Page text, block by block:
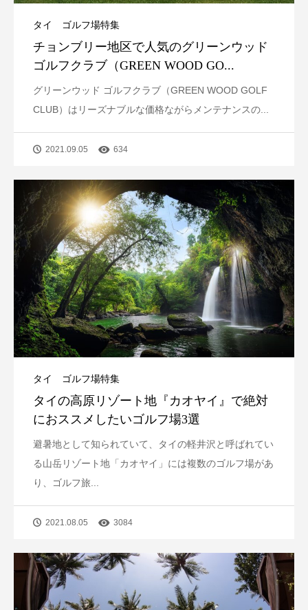
タイ ゴルフ場特集
チョンブリー地区で人気のグリーンウッド
ゴルフクラブ（GREEN WOOD GO...
グリーンウッド ゴルフクラブ（GREEN WOOD GOLF
CLUB）はリーズナブルな価格ながらメンテナンスの...
2021.09.05 634
タイ ゴルフ場特集
タイの高原リゾート地『カオヤイ』で絶対
におススメしたいゴルフ場3選
避暑地として知られていて、タイの軽井沢と呼ばれてい
る山岳リゾート地「カオヤイ」には複数のゴルフ場があ
り、ゴルフ旅...
2021.08.05 3084